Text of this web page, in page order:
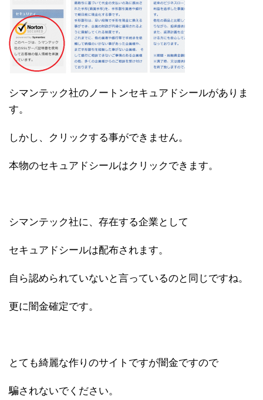
シマンテック社のノートンセキュアドシールがありま
す。
しかし、クリックする事ができません。
本物のセキュアドシールはクリックできます。
シマンテック社に、存在する企業として
セキュアドシールは配布されます。
自ら認められていないと言っているのと同じですね。
更に闇金確定です。
とても綺麗な作りのサイトですが闇金ですので
騙されないでください。